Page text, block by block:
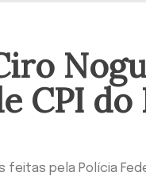
CPI do
feitas pela Polícia